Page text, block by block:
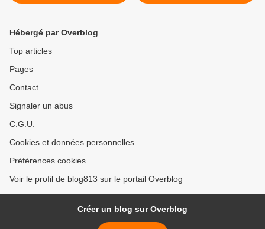
Hébergé par Overblog
Top articles
Pages
Contact
Signaler un abus
C.G.U.
Cookies et données personnelles
Préférences cookies
Voir le profil de blog813 sur le portail Overblog
Créer un blog sur Overblog